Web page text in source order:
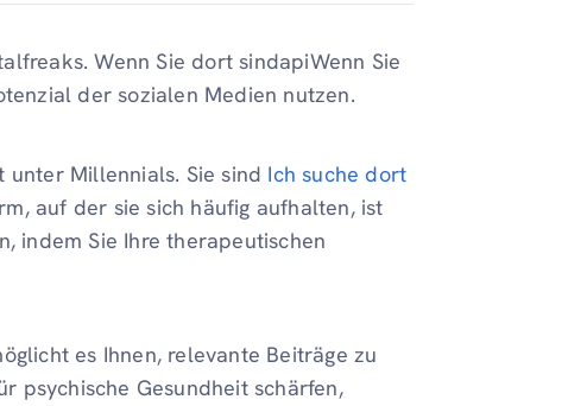
Wenn Sie dort sindapiWenn Sie
der sozialen Medien nutzen.
unter Millennials. Sie sind Ich suche dort
auf der sie sich häufig aufhalten, ist
indem Sie Ihre therapeutischen
es Ihnen, relevante Beiträge zu
psychische Gesundheit schärfen,